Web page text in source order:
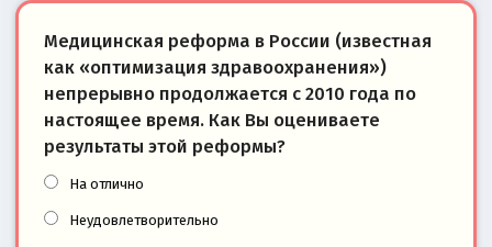
Медицинская реформа в России (известная
как «оптимизация здравоохранения»)
непрерывно продолжается с 2010 года по
настоящее время. Как Вы оцениваете
результаты этой реформы?
На отлично
Неудовлетворительно